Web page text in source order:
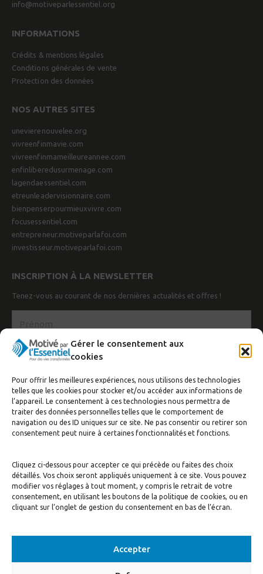
Gérer le consentement aux
cookies
Pour offrir les meilleures expériences, nous utilisons des technologies
telles que les cookies pour stocker et/ou accéder aux informations de
l’appareil. Le consentement à ces technologies nous permettra de
traiter des données personnelles telles que le comportement de
navigation ou des ID uniques sur ce site. Ne pas consentir ou retirer son
consentement peut nuire à certaines fonctionnalités et fonctions.
Cliquez ci-dessous pour accepter ce qui précède ou faites des choix
détaillés. Vos choix seront appliqués uniquement à ce site. Vous pouvez
modifier vos réglages à tout moment, y compris le retrait de votre
consentement, en utilisant les boutons de la politique de cookies, ou en
cliquant sur l’onglet de gestion du consentement en bas de l’écran.
Accepter
info@motiveparlessentiel.org
INFORMATIONS
Crédits & mentions légales
Conditions générales de vente
Protection des données
NOS AUTRES SITES
unevierenouvelee.org
vivreenfinmavie.com
vivreenfinmameilleureannee.com
enfinliberedusurmenage.com
lagendaessentiel.com
etreunleadervisionnaire.com
bienpenserpourmieuxvivre.com
focusessentiel.com
entrepreneur.motiveparlafoi.com
investisseur.motiveparlafoi.com
INSCRIPTION À LA NEWSLETTER
Tenez-vous au courant de nos dernières actualités et offres !
J’accepte de recevoir la newsletter